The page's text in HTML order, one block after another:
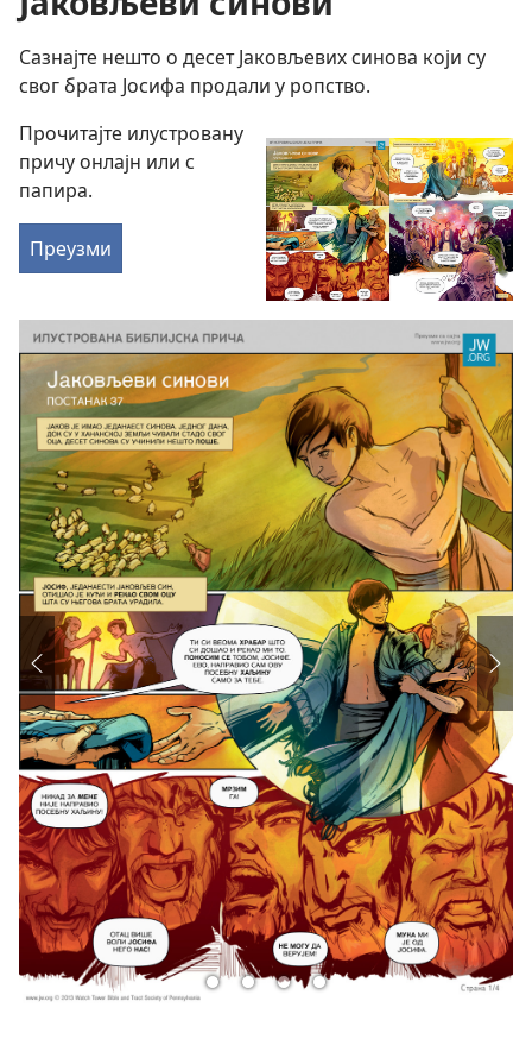
Сазнајте нешто о десет Јаковљевих синова који су
свог брата Јосифа продали у ропство.
Прочитајте илустровану
причу онлајн или с
папира.
Преузми